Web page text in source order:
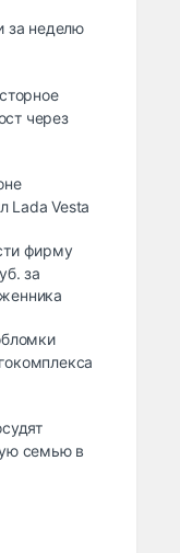
за неделю
через
Lada Vesta
фирму
за
семью в